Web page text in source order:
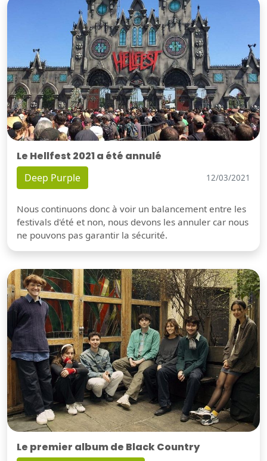
Le Hellfest 2021 a été annulé
Deep Purple 12/03/2021
Nous continuons donc à voir un balancement entre les
festivals d'été et non, nous devons les annuler car nous
ne pouvons pas garantir la sécurité.
Le premier album de Black Country